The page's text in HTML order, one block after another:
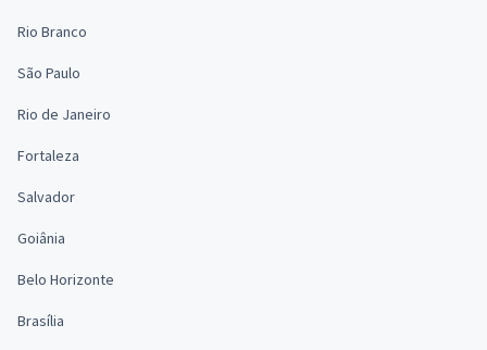
Rio Branco
São Paulo
Rio de Janeiro
Fortaleza
Salvador
Goiânia
Belo Horizonte
Brasília